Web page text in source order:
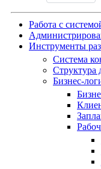
Работа с
Инструменты
Система
Структура
Бизнес-